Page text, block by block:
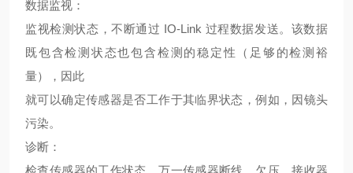
数据监视：
监视检测状态，不断通过 IO-Link 过程数据发送。该数据
既包含检测状态也包含检测的稳定性（足够的检测裕
量），因此
就可以确定传感器是否工作于其临界状态，例如，因镜头
污染。
诊断：
检查传感器的工作状态，万一传感器断线，欠压，接收器